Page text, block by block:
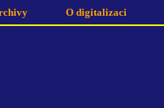
O digitalizaci